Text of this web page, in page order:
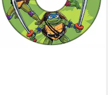
8,95 € UVP14,99 €
-40%
lieferbar - in 8-10 Werktagen bei